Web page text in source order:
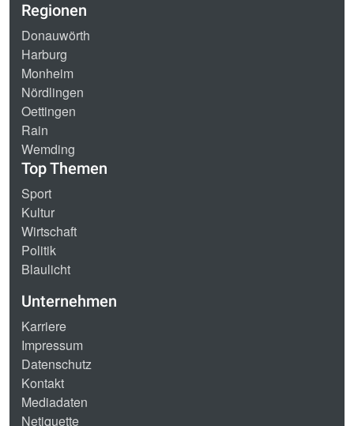
Regionen
Donauwörth
Harburg
Monheim
Nördlingen
Oettingen
Rain
Wemding
Top Themen
Sport
Kultur
Wirtschaft
Politik
Blaulicht
Unternehmen
Karriere
Impressum
Datenschutz
Kontakt
Mediadaten
Netiquette